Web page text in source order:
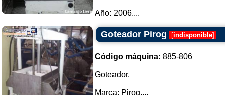
Año: 2006....
Goteador Pirog [indisponible]
Código máquina: 885-806
Goteador.
Marca: Pirog....